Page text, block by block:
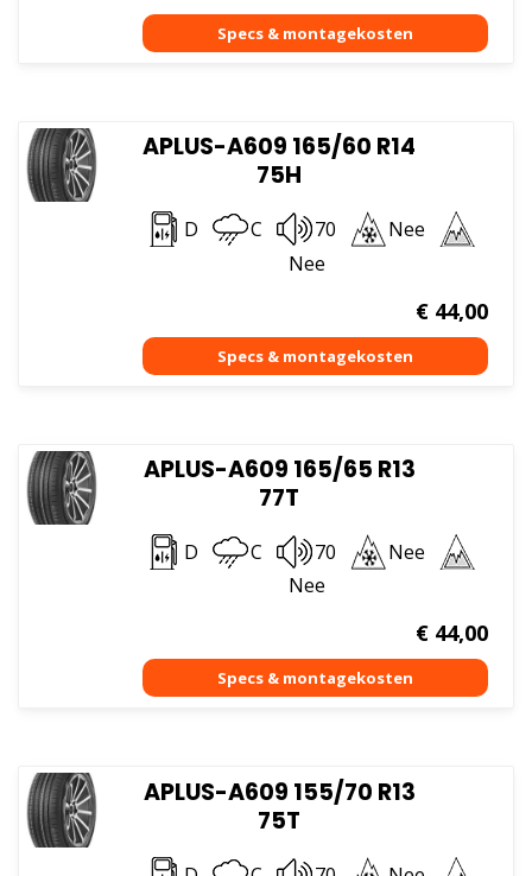
APLUS-A609 165/60 R14
75H
D C 70
Nee
Nee
€44,00
APLUS-A609 165/65 R13
77T
D C 70
Nee
Nee
€44,00
APLUS-A609 155/70 R13
75T